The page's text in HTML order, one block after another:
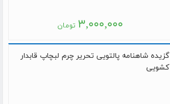
۳,۰۰۰,۰۰۰ تومان
گزیده شاهنامه پالتویی تحریر چرم لبچاپ قابدار
کشویی